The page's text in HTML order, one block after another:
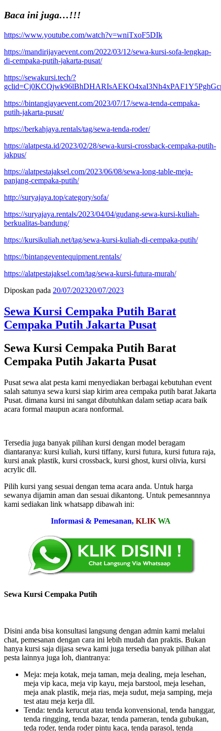
Baca ini juga…!!!
https://www.youtube.com/watch?v=wniTxoF5DIk
https://mandirijayaevent.com/2022/03/12/sewa-kursi-sofa-lengkap-
di-cempaka-putih-jakarta-pusat/
https://sewakursi.tech/?
https://bintangjayaevent.com/2023/07/17/sewa-tenda-cempaka-
putih-jakarta-pusat/
https://berkahjaya.rentals/tag/sewa-tenda-roder/
https://alatpesta.id/2023/02/28/sewa-kursi-crossback-cempaka-putih-
jakpus/
https://alatpestajaksel.com/2023/06/08/sewa-long-table-meja-
panjang-cempaka-putih/
http://suryajaya.top/category/sofa/
https://suryajaya.rentals/2023/04/04/gudang-sewa-kursi-kuliah-
berkualitas-bandung/
https://kursikuliah.net/tag/sewa-kursi-kuliah-di-cempaka-putih/
https://bintangeventequipment.rentals/
https://alatpestajaksel.com/tag/sewa-kursi-futura-murah/
Diposkan pada 20/07/202320/07/2023
Sewa Kursi Cempaka Putih Barat
Cempaka Putih Jakarta Pusat
Sewa Kursi Cempaka Putih Barat
Cempaka Putih Jakarta Pusat
Pusat sewa alat pesta kami menyediakan berbagai kebutuhan event
salah satunya sewa kursi siap kirim area cempaka putih barat Jakarta
Pusat. dimana kursi ini sangat dibutuhkan dalam setiap acara baik
acara formal maupun acara nonformal.
Tersedia juga banyak pilihan kursi dengan model beragam
diantaranya: kursi kuliah, kursi tiffany, kursi futura, kursi futura raja,
kursi anak plastik, kursi crossback, kursi ghost, kursi olivia, kursi
acrylic dll.
Pilih kursi yang sesuai dengan tema acara anda. Untuk harga
sewanya dijamin aman dan sesuai dikantong. Untuk pemesannnya
kami sediakan link whatsapp dibawah ini:
Informasi & Pemesanan, KLIK WA
Sewa Kursi Cempaka Putih
Disini anda bisa konsultasi langsung dengan admin kami melalui
chat, pemesanan dengan cara ini lebih mudah dan praktis. Bukan
hanya kursi saja dijasa sewa kami juga tersedia banyak pilihan alat
pesta lainnya juga loh, diantranya:
Meja: meja kotak, meja taman, meja dealing, meja lesehan,
meja vip kaca, meja vip kayu, meja barstool, meja lesehan,
meja anak plastik, meja rias, meja sudut, meja samping, meja
test atau meja kerja dll.
Tenda: tenda kerucut atau tenda konvensional, tenda hanggar,
tenda ringging, tenda bazar, tenda pameran, tenda gubukan,
teda roder, tenda roder pintu kaca, tenda parasol, tenda